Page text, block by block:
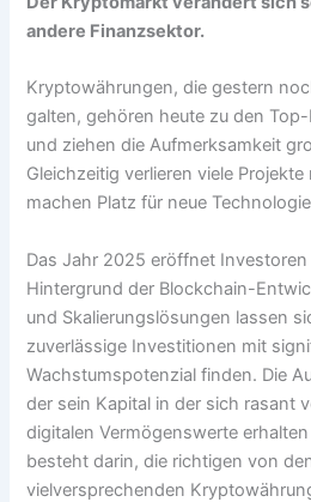
andere Finanzsektor.
Kryptowährungen, die gestern
galten, gehören heute zu den
und ziehen die Aufmerksamkeit
Gleichzeitig verlieren viele
machen Platz für neue
Das Jahr 2025 eröffnet
Hintergrund der Blockchain-
und Skalierungslösungen lassen
zuverlässige Investitionen mit
Wachstumspotenzial finden. Die
der sein Kapital in der sich rasant
digitalen Vermögenswerte
besteht darin, die richtigen von
vielversprechenden